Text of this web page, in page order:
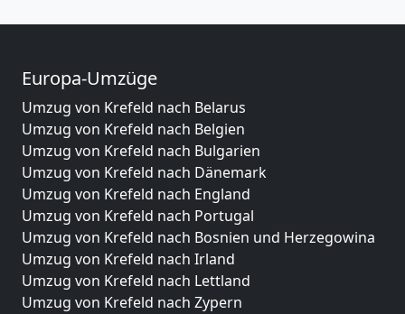
Europa-Umzüge
Umzug von Krefeld nach Belarus
Umzug von Krefeld nach Belgien
Umzug von Krefeld nach Bulgarien
Umzug von Krefeld nach Dänemark
Umzug von Krefeld nach England
Umzug von Krefeld nach Portugal
Umzug von Krefeld nach Bosnien und Herzegowina
Umzug von Krefeld nach Irland
Umzug von Krefeld nach Lettland
Umzug von Krefeld nach Zypern